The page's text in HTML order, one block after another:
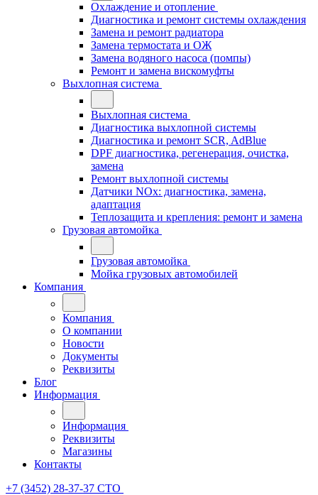
Охлаждение и отопление
Диагностика и ремонт системы охлаждения
Замена и ремонт радиатора
Замена термостата и ОЖ
Замена водяного насоса (помпы)
Ремонт и замена вискомуфты
Выхлопная система
Выхлопная система
Диагностика выхлопной системы
Диагностика и ремонт SCR, AdBlue
DPF диагностика, регенерация, очистка,
замена
Ремонт выхлопной системы
Датчики NOx: диагностика, замена,
адаптация
Теплозащита и крепления: ремонт и замена
Грузовая автомойка
Грузовая автомойка
Мойка грузовых автомобилей
Компания
Компания
О компании
Новости
Документы
Реквизиты
Блог
Информация
Информация
Реквизиты
Магазины
Контакты
+7 (3452) 28-37-37 СТО